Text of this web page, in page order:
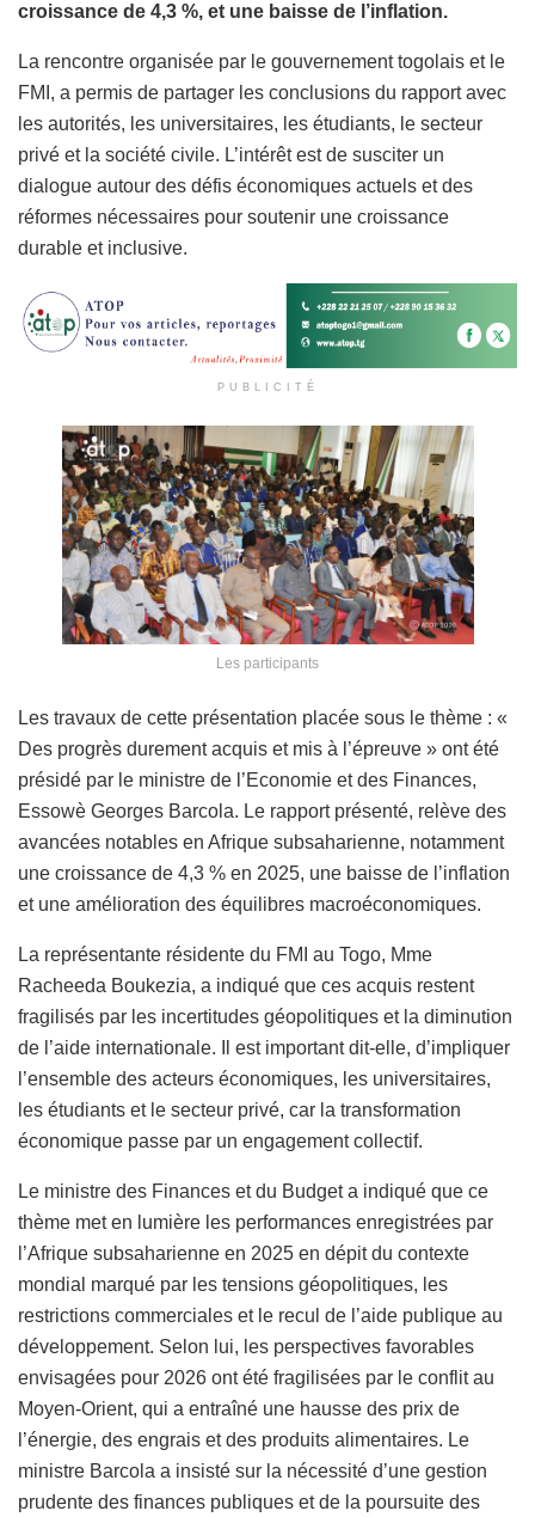
croissance de 4,3 %, et une baisse de l’inflation.
La rencontre organisée par le gouvernement togolais et le
FMI, a permis de partager les conclusions du rapport avec
les autorités, les universitaires, les étudiants, le secteur
privé et la société civile. L’intérêt est de susciter un
dialogue autour des défis économiques actuels et des
réformes nécessaires pour soutenir une croissance
durable et inclusive.
PUBLICITÉ
Les participants
Les travaux de cette présentation placée sous le thème : «
Des progrès durement acquis et mis à l’épreuve » ont été
présidé par le ministre de l’Economie et des Finances,
Essowè Georges Barcola. Le rapport présenté, relève des
avancées notables en Afrique subsaharienne, notamment
une croissance de 4,3 % en 2025, une baisse de l’inflation
et une amélioration des équilibres macroéconomiques.
La représentante résidente du FMI au Togo, Mme
Racheeda Boukezia, a indiqué que ces acquis restent
fragilisés par les incertitudes géopolitiques et la diminution
de l’aide internationale. Il est important dit-elle, d’impliquer
l’ensemble des acteurs économiques, les universitaires,
les étudiants et le secteur privé, car la transformation
économique passe par un engagement collectif.
Le ministre des Finances et du Budget a indiqué que ce
thème met en lumière les performances enregistrées par
l’Afrique subsaharienne en 2025 en dépit du contexte
mondial marqué par les tensions géopolitiques, les
restrictions commerciales et le recul de l’aide publique au
développement. Selon lui, les perspectives favorables
envisagées pour 2026 ont été fragilisées par le conflit au
Moyen-Orient, qui a entraîné une hausse des prix de
l’énergie, des engrais et des produits alimentaires. Le
ministre Barcola a insisté sur la nécessité d’une gestion
prudente des finances publiques et de la poursuite des